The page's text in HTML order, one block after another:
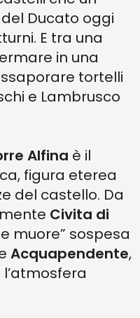
Ducato oggi
E tra una
in una
tortelli
e Lambrusco
Alfina è il
figura eterea
del castello. Da
Civita di
muore” sospesa
Acquapendente,